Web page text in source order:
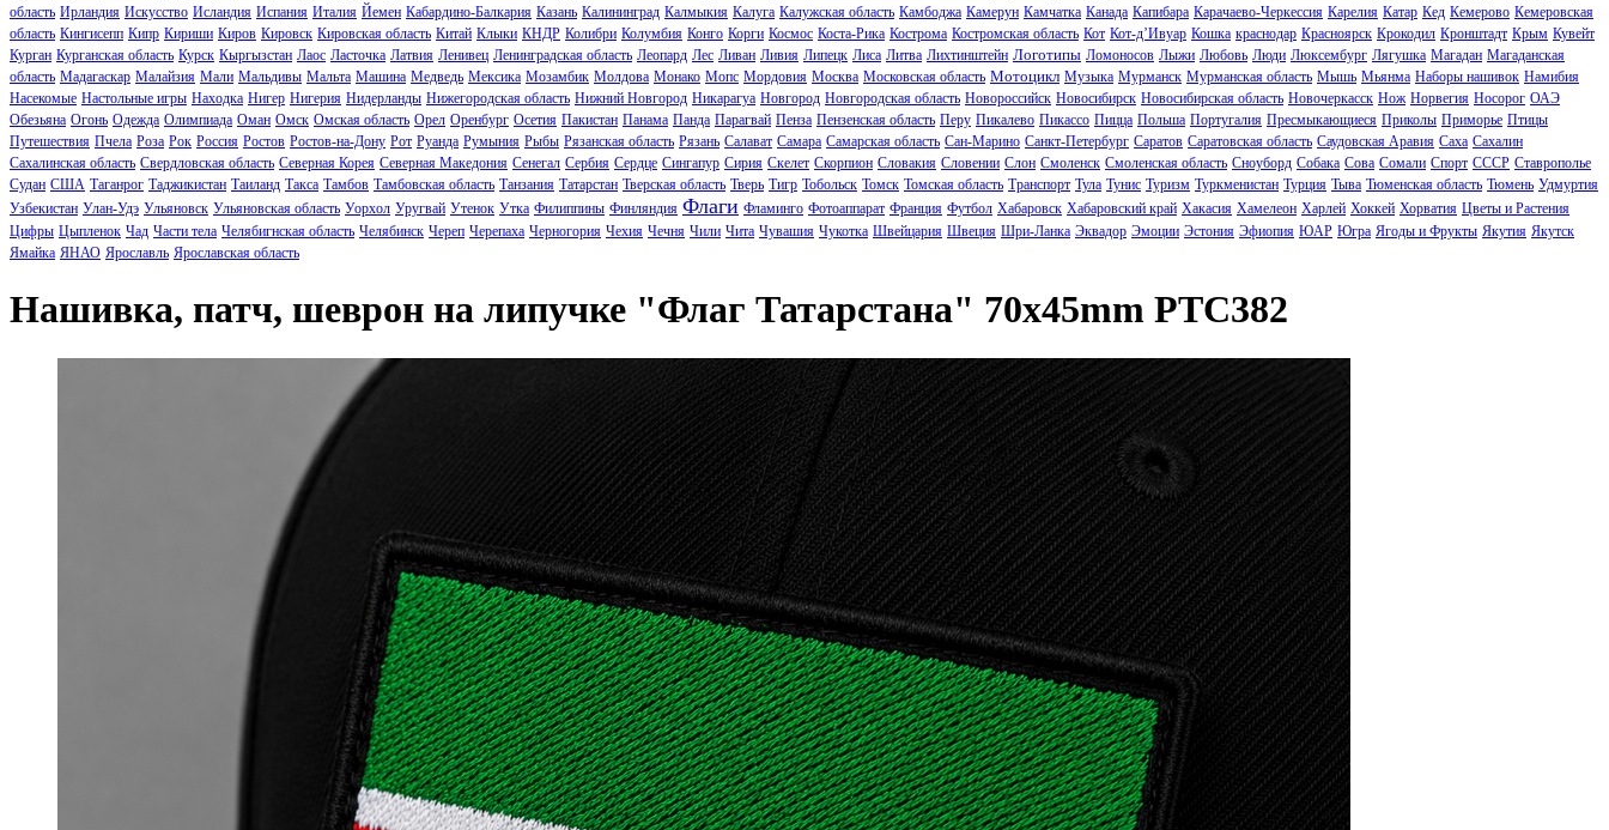
область Ирландия Искусство Исландия Испания Италия Йемен Кабардино-Балкария Казань Калининград Калмыкия Калуга Калужская область Камбоджа Камерун Камчатка Канада Капибара Карачаево-Черкессия Карелия Катар Кед Кемерово Кемеровская
область Кингисепп Кипр Кириши Киров Кировск Кировская область Китай Клыки КНДР Колибри Колумбия Конго Корги Космос Коста-Рика Кострома Костромская область Кот Кот-д’Ивуар Кошка краснодар Красноярск Крокодил Кронштадт Крым Кувейт
Курган Курганская область Курск Кыргызстан Лаос Ласточка Латвия Ленивец Ленинградская область Леопард Лес Ливан Ливия Липецк Лиса Литва Лихтинштейн Логотипы Ломоносов Лыжи Любовь Люди Люксембург Лягушка Магадан Магаданская
область Мадагаскар Малайзия Мали Мальдивы Мальта Машина Медведь Мексика Мозамбик Молдова Монако Мопс Мордовия Москва Московская область Мотоцикл Музыка Мурманск Мурманская область Мышь Мьянма Наборы нашивок Намибия
Насекомые Настольные игры Находка Нигер Нигерия Нидерланды Нижегородская область Нижний Новгород Никарагуа Новгород Новгородская область Новороссийск Новосибирск Новосибирская область Новочеркасск Нож Норвегия Носорог ОАЭ
Обезьяна Огонь Одежда Олимпиада Оман Омск Омская область Орел Оренбург Осетия Пакистан Панама Панда Парагвай Пенза Пензенская область Перу Пикалево Пикассо Пицца Польша Португалия Пресмыкающиеся Приколы Приморье Птицы
Путешествия Пчела Роза Рок Россия Ростов Ростов-на-Дону Рот Руанда Румыния Рыбы Рязанская область Рязань Салават Самара Самарская область Сан-Марино Санкт-Петербург Саратов Саратовская область Саудовская Аравия Саха Сахалин
Сахалинская область Свердловская область Северная Корея Северная Македония Сенегал Сербия Сердце Сингапур Сирия Скелет Скорпион Словакия Словении Слон Смоленск Смоленская область Сноуборд Собака Сова Сомали Спорт СССР Ставрополье
Судан США Таганрог Таджикистан Таиланд Такса Тамбов Тамбовская область Танзания Татарстан Тверская область Тверь Тигр Тобольск Томск Томская область Транспорт Тула Тунис Туризм Туркменистан Турция Тыва Тюменская область Тюмень Удмуртия
Узбекистан Улан-Удэ Ульяновск Ульяновская область Уорхол Уругвай Утенок Утка Филиппины Финляндия Флаги Фламинго Фотоаппарат Франция Футбол Хабаровск Хабаровский край Хакасия Хамелеон Харлей Хоккей Хорватия Цветы и Растения
Цифры Цыпленок Чад Части тела Челябигнская область Челябинск Череп Черепаха Черногория Чехия Чечня Чили Чита Чувашия Чукотка Швейцария Швеция Шри-Ланка Эквадор Эмоции Эстония Эфиопия ЮАР Югра Ягоды и Фрукты Якутия Якутск
Ямайка ЯНАО Ярославль Ярославская область
Нашивка, патч, шеврон на липучке "Флаг Татарстана" 70x45mm PTC382